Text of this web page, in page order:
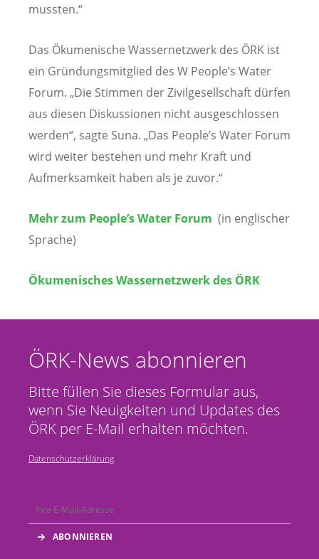
mussten.“
Das Ökumenische Wassernetzwerk des ÖRK ist
ein Gründungsmitglied des W People’s Water
Forum. „Die Stimmen der Zivilgesellschaft dürfen
aus diesen Diskussionen nicht ausgeschlossen
werden“, sagte Suna. „Das People’s Water Forum
wird weiter bestehen und mehr Kraft und
Aufmerksamkeit haben als je zuvor.“
Mehr zum People’s Water Forum (in englischer
Sprache)
Ökumenisches Wassernetzwerk des ÖRK
ÖRK-News abonnieren
Bitte füllen Sie dieses Formular aus,
wenn Sie Neuigkeiten und Updates des
ÖRK per E-Mail erhalten möchten.
Datenschutzerklärung